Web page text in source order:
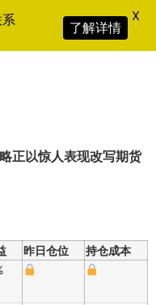
正以惊人表现改写期货
昨日仓位 持仓成本
了解详情
X